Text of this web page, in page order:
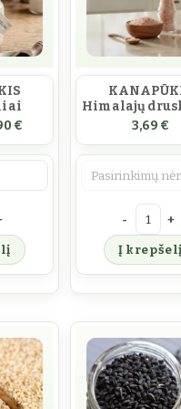
€ Price range: 1,99 €
KANAPŪKIS
Himalajų
3,69 €
produkto
Į krepšelį